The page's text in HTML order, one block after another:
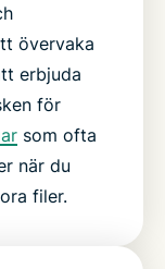
övervaka
erbjuda
för
som ofta
när du
filer.